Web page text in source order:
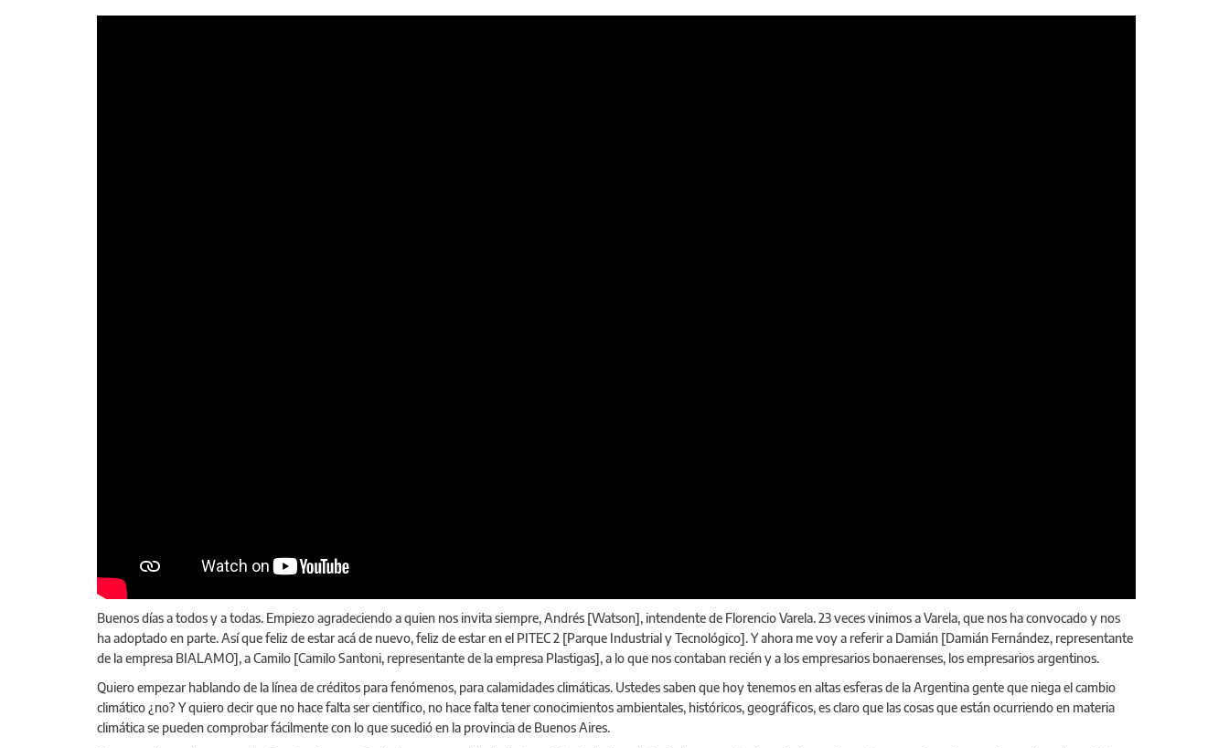
Buenos días a todos y a todas. Empiezo agradeciendo a quien nos invita siempre, Andrés [Watson], intendente de Florencio Varela. 23 veces vinimos a Varela, que nos ha convocado y nos
ha adoptado en parte. Así que feliz de estar acá de nuevo, feliz de estar en el PITEC 2 [Parque Industrial y Tecnológico]. Y ahora me voy a referir a Damián [Damián Fernández, representante
de la empresa BIALAMO], a Camilo [Camilo Santoni, representante de la empresa Plastigas], a lo que nos contaban recién y a los empresarios bonaerenses, los empresarios argentinos.
Quiero empezar hablando de la línea de créditos para fenómenos, para calamidades climáticas. Ustedes saben que hoy tenemos en altas esferas de la Argentina gente que niega el cambio
climático ¿no? Y quiero decir que no hace falta ser científico, no hace falta tener conocimientos ambientales, históricos, geográficos, es claro que las cosas que están ocurriendo en materia
climática se pueden comprobar fácilmente con lo que sucedió en la provincia de Buenos Aires.